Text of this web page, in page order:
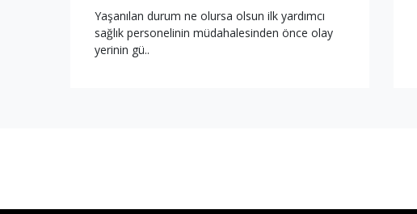
Yaşanılan durum ne olursa olsun ilk yardımcı
sağlık personelinin müdahalesinden önce olay
yerinin gü..